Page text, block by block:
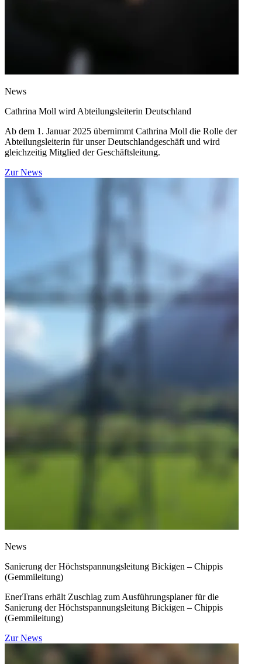
News
Cathrina Moll wird Abteilungsleiterin Deutschland
Ab dem 1. Januar 2025 übernimmt Cathrina Moll die Rolle der
Abteilungsleiterin für unser Deutschlandgeschäft und wird
gleichzeitig Mitglied der Geschäftsleitung.
Zur News
News
Sanierung der Höchstspannungsleitung Bickigen – Chippis
(Gemmileitung)
EnerTrans erhält Zuschlag zum Ausführungsplaner für die
Sanierung der Höchstspannungsleitung Bickigen – Chippis
(Gemmileitung)
Zur News